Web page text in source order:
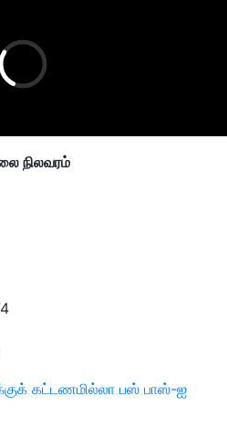
நிலவரம்
கட்டணமில்லா பஸ் பாஸ்-ஐ